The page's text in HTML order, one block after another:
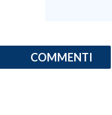
NECROLOGI
COMMENTI